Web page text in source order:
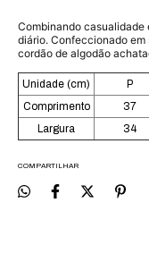
Combinando casualidade
diário. Confeccionado
cordão de algodão
Unidade (cm) P
Comprimento
37
Largura
34
COMPARTILHAR